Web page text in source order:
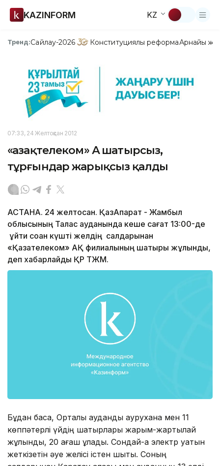
KAZINFORM KZ
Тренд:Сайлау-2026 Конституциялық реформаАрнайы
07:33, 24 Желтоқсан 2012
«Қазақтелеком» АҚ шатырсыз,
тұрғындар жарықсыз қалды
АСТАНА. 24 желтоқсан. ҚазАқпарат - Жамбыл
облысының Талас ауданында кеше сағат 13:00-де
ұйтқи соққан күшті желдің салдарынан
«Қазақтелеком» АҚ филиалының шатыры жұлынды,
деп хабарлайды ҚР ТЖМ.
Бұдан басқа, Орталық аудандық аурухана мен 11
көппәтерлі үйдің шатырлары жарым-жартылай
жұлынды, 20 ағаш құлады. Сондай-ақ электр қуатын
жеткізетін әуе желісі істен шықты. Соның